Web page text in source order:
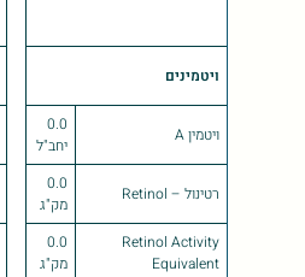
ויטמינים
ויטמין A
0.0
יחב"ל
רטינול – Retinol
0.0
מק"ג
Retinol Activity
Equivalent
0.0
מק"ג